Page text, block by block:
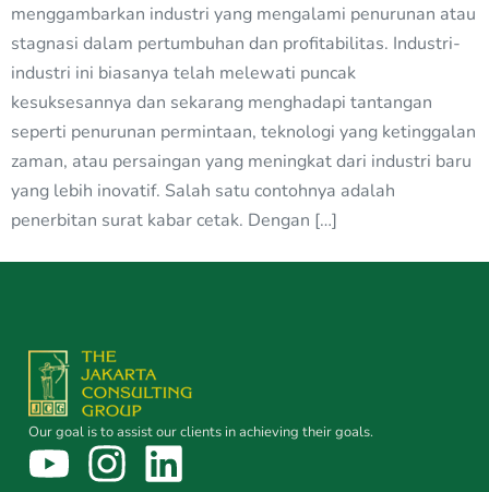
menggambarkan industri yang mengalami penurunan atau
stagnasi dalam pertumbuhan dan profitabilitas. Industri-
industri ini biasanya telah melewati puncak
kesuksesannya dan sekarang menghadapi tantangan
seperti penurunan permintaan, teknologi yang ketinggalan
zaman, atau persaingan yang meningkat dari industri baru
yang lebih inovatif. Salah satu contohnya adalah
penerbitan surat kabar cetak. Dengan […]
Our goal is to assist our clients in achieving their goals.